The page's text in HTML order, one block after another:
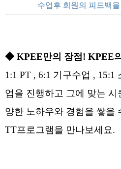
수업후 회원의 피드백
◆ KPEE만의 장점! KPEE
1:1 PT , 6:1 기구수업 , 15:1
업을 진행하고 그에 맞는
양한 노하우와 경험을 쌓을
TT프로그램을 만나보세요.